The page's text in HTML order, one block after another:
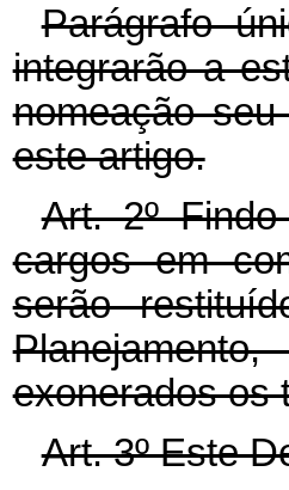
Parágrafo
integrarão a
nomeação
este artigo.
Art. 2º
cargos em
serão
exonerados os
Art. 3º Este